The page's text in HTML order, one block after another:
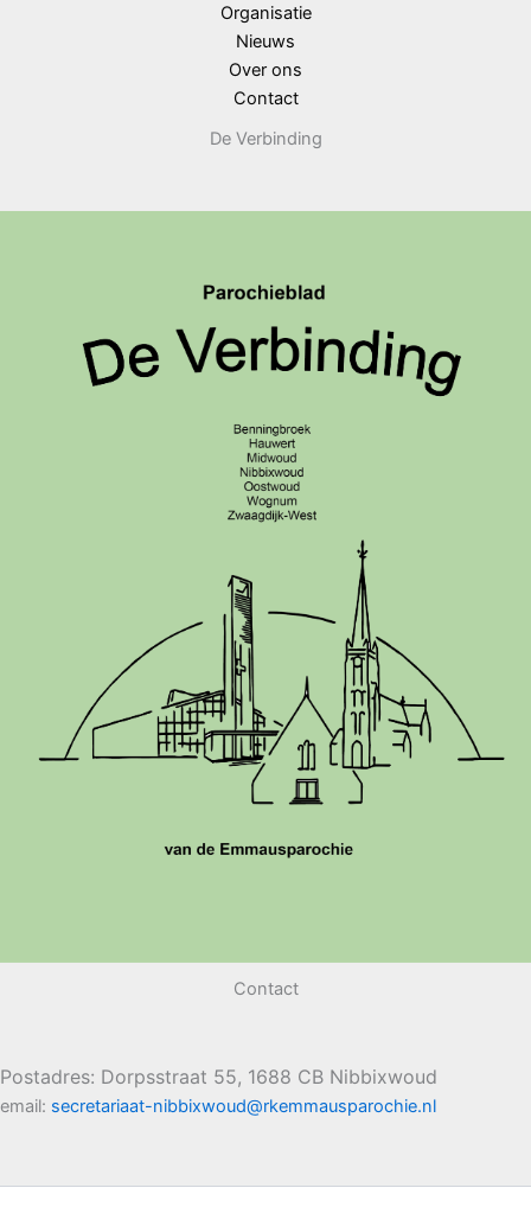
Organisatie
Nieuws
Over ons
Contact
De Verbinding
Contact
Postadres: Dorpsstraat 55, 1688 CB Nibbixwoud
email: secretariaat-nibbixwoud@rkemmausparochie.nl